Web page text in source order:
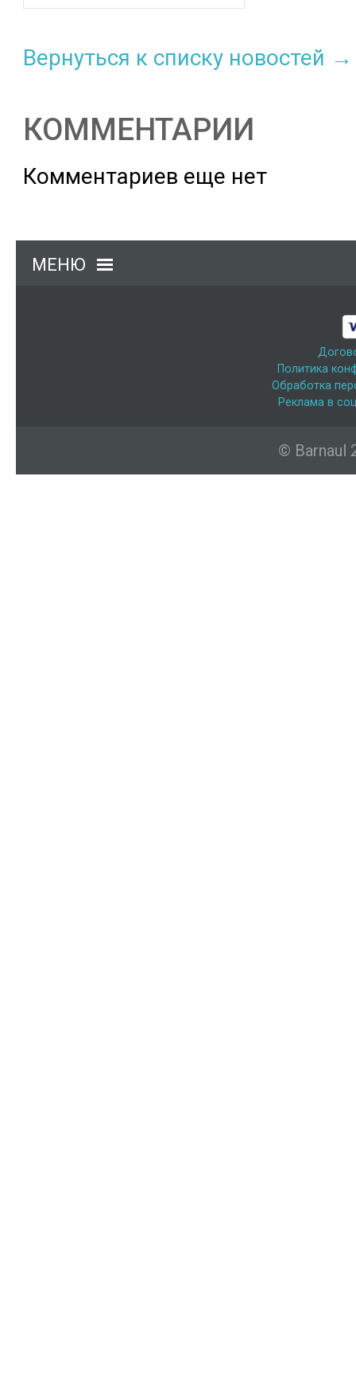
Вернуться к списку новостей →
КОММЕНТАРИИ
Комментариев еще нет
МЕНЮ
Политика
Обработка
Реклама в
© Barnaul